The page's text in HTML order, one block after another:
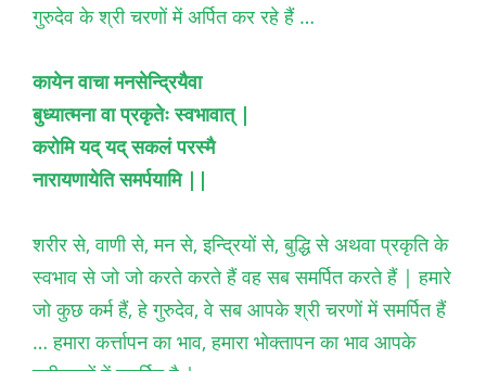
गुरुदेव के श्री चरणों में अर्पित कर रहे हैं …
कायेन वाचा मनसेन्द्रियैवा
बुध्यात्मना वा प्रकृतेः स्वभावात् |
करोमि यद् यद् सकलं परस्मै
नारायणायेति समर्पयामि ||
शरीर से, वाणी से, मन से, इन्द्रियों से, बुद्धि से अथवा प्रकृति के
स्वभाव से जो जो करते करते हैं वह सब समर्पित करते हैं | हमारे
जो कुछ कर्म हैं, हे गुरुदेव, वे सब आपके श्री चरणों में समर्पित हैं
… हमारा कर्त्तापन का भाव, हमारा भोक्तापन का भाव आपके